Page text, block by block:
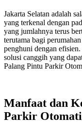
Jakarta Selatan adalah
yang terkenal dengan
yang jumlahnya terus
terutama bagi
penghuni dengan
solusi canggih yang
Palang Pintu Parkir
Manfaat dan
Parkir